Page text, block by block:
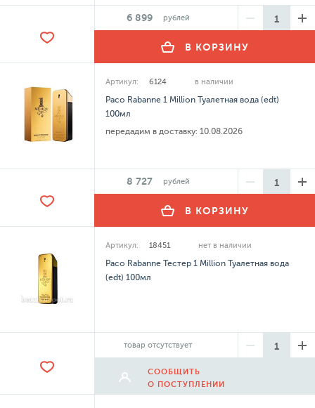
6 899 рублей
В КОРЗИНУ
Артикул: 6124 в наличии
Paco Rabanne 1 Million Туалетная вода (edt)
100мл
передадим в доставку: 10.08.2026
8 727 рублей
В КОРЗИНУ
Артикул: 18451 нет в наличии
Paco Rabanne Тестер 1 Million Туалетная вода
(edt) 100мл
товар отсутствует
СООБЩИТЬ
О ПОСТУПЛЕНИИ